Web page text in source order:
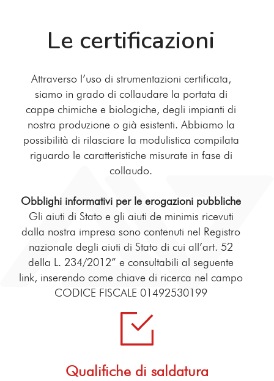
Le certificazioni
Attraverso l’uso di strumentazioni certificata,
siamo in grado di collaudare la portata di
cappe chimiche e biologiche, degli impianti di
nostra produzione o già esistenti. Abbiamo la
possibilità di rilasciare la modulistica compilata
riguardo le caratteristiche misurate in fase di
collaudo.
Obblighi informativi per le erogazioni pubbliche
Gli aiuti di Stato e gli aiuti de minimis ricevuti
dalla nostra impresa sono contenuti nel Registro
nazionale degli aiuti di Stato di cui all’art. 52
della L. 234/2012” e consultabili al seguente
link, inserendo come chiave di ricerca nel campo
CODICE FISCALE 01492530199
Qualifiche di saldatura